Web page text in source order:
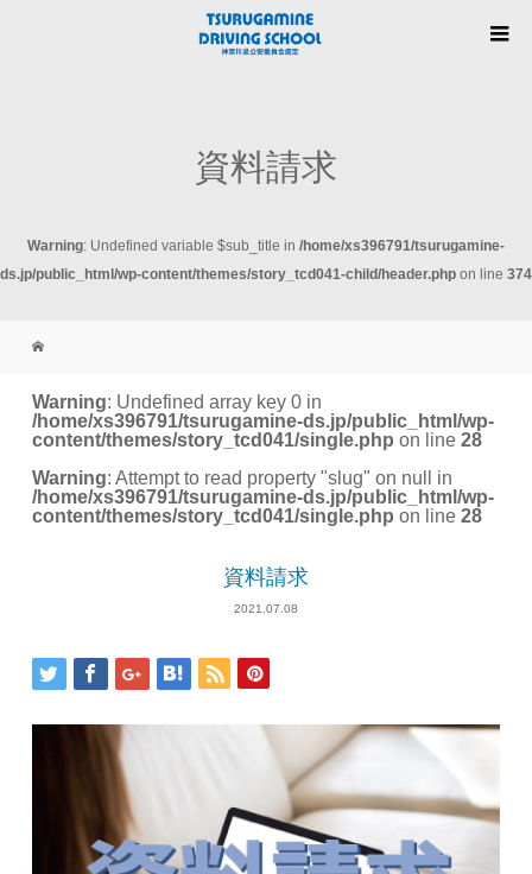
資料請求
Warning: Undefined variable $sub_title in /home/xs396791/tsurugamine-
ds.jp/public_html/wp-content/themes/story_tcd041-child/header.php on line 374
Warning: Undefined array key 0 in
/home/xs396791/tsurugamine-ds.jp/public_html/wp-
content/themes/story_tcd041/single.php on line28
Warning: Attempt to read property "slug" on null in
/home/xs396791/tsurugamine-ds.jp/public_html/wp-
content/themes/story_tcd041/single.php on line28
資料請求
2021.07.08